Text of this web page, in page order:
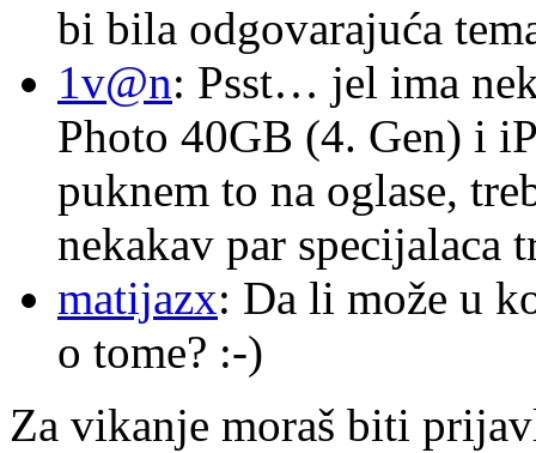
bi bila odgovarajuća
1v@n: Psst… jel ima
Photo 40GB (4. Gen) i
puknem to na oglase,
nekakav par
matijazx: Da li može u
o tome? :-)
Za vikanje moraš biti